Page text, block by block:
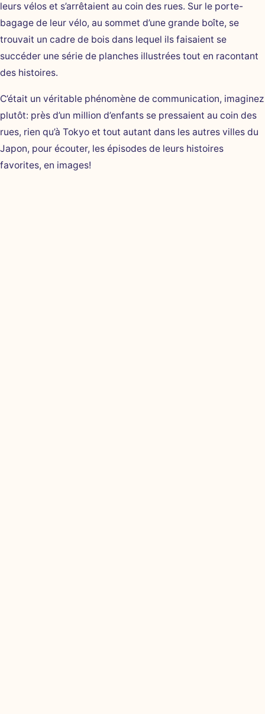
leurs vélos et s’arrêtaient au coin des rues. Sur le porte-
bagage de leur vélo, au sommet d’une grande boîte, se
trouvait un cadre de bois dans lequel ils faisaient se
succéder une série de planches illustrées tout en racontant
des histoires.
C’était un véritable phénomène de communication, imaginez
plutôt: près d’un million d’enfants se pressaient au coin des
rues, rien qu’à Tokyo et tout autant dans les autres villes du
Japon, pour écouter, les épisodes de leurs histoires
favorites, en images!